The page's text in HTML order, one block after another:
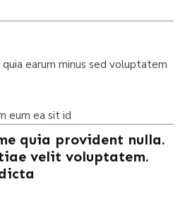
earum minus sed voluptatem
eum ea sit id
quia provident nulla.
velit voluptatem.